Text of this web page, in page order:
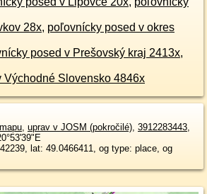
28x, poľovnícky posed v okres
posed v Prešovský kraj 2413x,
Východné Slovensko 4846x
, uprav v JOSM (pokročilé), 3912283443,
lat: 49.0466411, og type: place, og